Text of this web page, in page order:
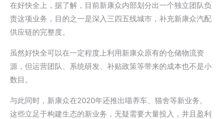
在好快全上，据了解，目前新康众内部划分出一个独立团队负
责这项业务，目的之一是深入三四五线城市，补充新康众汽配
供应链的完整度。
虽然好快全可以在一定程度上利用新康众原有的仓储物流资
源，但运营团队、系统研发、补贴政策等带来的成本也不是小
数目。
与此同时，新康众在2020年还推出喵养车、猫舍等新业务。
这些立足于构建生态的新业务，无疑需要大量投入，并且盈利